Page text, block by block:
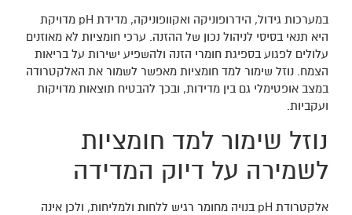
במערכות גידול, הידרופוניקה ואקוופוניקה, מדידת pH מדויקת
היא תנאי בסיסי לניהול נכון של ההזנה. ערכי חומציות לא מאוזנים
עלולים לפגוע בספיגת חומרי הזנה ולהשפיע ישירות על בריאות
הצמח. נוזל שימור למד חומציות מאפשר לשמור את האלקטרודה
במצב אופטימלי גם בין מדידות, ובכך להבטיח תוצאות מדויקות
ועקביות.
נוזל שימור למד חומציות
לשמירה על דיוק המדידה
אלקטרודת pH בנויה מחומר רגיש ללחות ולמליחות, ולכן אינה